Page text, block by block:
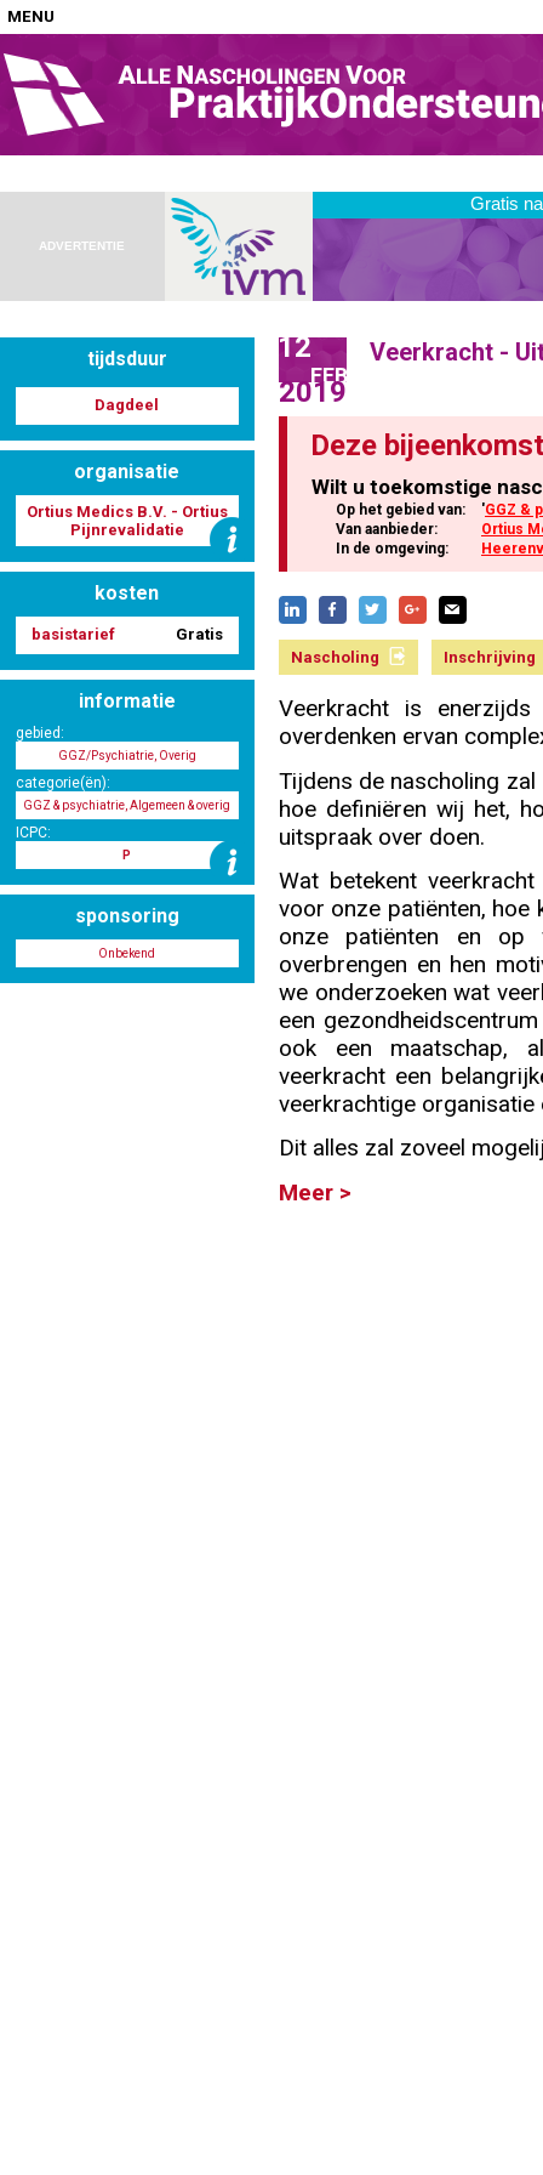
MENU
Home
Nascholingen op locatie (agenda)
Nascholingen online (elearning)
Nascholingen op aanvraag (in-company)
Nascholing aanmelden
Zoek op kaart
ADVERTENTIE
tijdsduur
Dagdeel
organisatie
Ortius Medics B.V. - Ortius
Pijnrevalidatie
kosten
basistarief Gratis
informatie
gebied:
GGZ/Psychiatrie, Overig
categorie(ën):
GGZ & psychiatrie, Algemeen & overig
ICPC:
P
sponsoring
Onbekend
12
FEB
2019
Veerkracht -
Deze
Wilt u toekomstige
Op het gebied van: 'GGZ &
Van aanbieder:
Ortius
In de omgeving:
Nascholing Inschrijving
Veerkracht is
overdenken ervan
Tijdens de nascholing
hoe definiëren wij het,
uitspraak over doen.
Wat betekent
voor onze patiënten, hoe
onze patiënten en op
overbrengen en hen
we onderzoeken wat
een
ook een maatschap,
veerkracht een
veerkrachtige organisatie
Dit alles zal zoveel
Meer >